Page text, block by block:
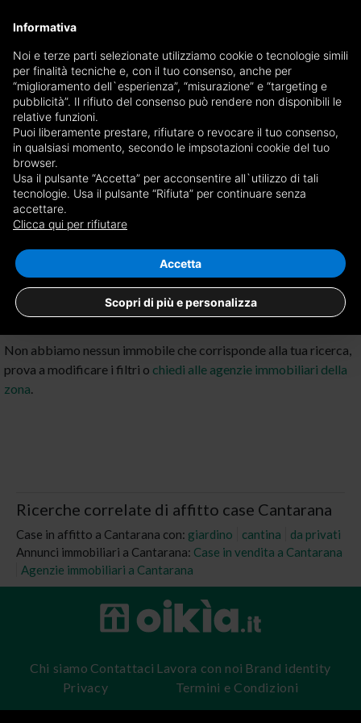
Ricevi copia del giornale via mail
Scegli giornale
Nessun risultato per
in affitto a Cantarana
Non abbiamo nessun immobile che corrisponde alla tua ricerca,
prova a modificare i filtri o chiedi alle agenzie immobiliari della
zona.
Ricerche correlate di affitto case Cantarana
Case in affitto a Cantarana con: giardino cantina
da privati
Annunci immobiliari a Cantarana: Case in vendita a Cantarana
Agenzie immobiliari a Cantarana
Ricevi copia del giornale via mail
Edizione
×Asti
E-mail
Sono maggiorenne, ho letto e accetto lecondizionie l'informativa
privacy
Chi siamo Contattaci Lavora con noi Brand identity
Privacy
Termini e Condizioni
Informativa
Noi e terze parti selezionate utilizziamo cookie o tecnologie simili
per finalità tecniche e, con il tuo consenso, anche per
“miglioramento dell`esperienza”, “misurazione” e “targeting e
pubblicità”. Il rifiuto del consenso può rendere non disponibili le
relative funzioni.
Puoi liberamente prestare, rifiutare o revocare il tuo consenso,
in qualsiasi momento, secondo le impsotazioni cookie del tuo
browser.
Usa il pulsante “Accetta” per acconsentire all`utilizzo di tali
tecnologie. Usa il pulsante “Rifiuta” per continuare senza
accettare.
Clicca qui per rifiutare
Scopri di più e personalizza
Accetta